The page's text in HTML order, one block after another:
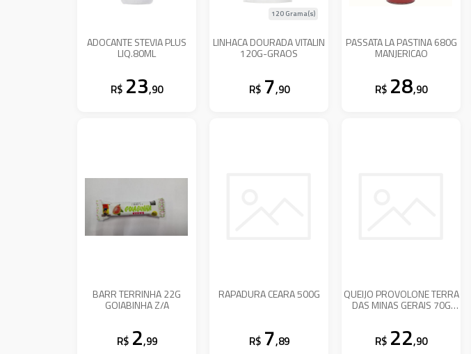
ADOCANTE STEVIA PLUS
LIQ.80ML
R$ 23,90
LINHACA DOURADA VITALIN
120G-GRAOS
120 Grama(s)
R$ 7,90
PASSATA LA PASTINA 680G
MANJERICAO
R$ 28,90
BARR TERRINHA 22G
GOIABINHA Z/A
R$ 2,99
RAPADURA CEARA 500G
R$ 7,89
QUEIJO PROVOLONE TERRA
DAS MINAS GERAIS 70G
R$ 22,90